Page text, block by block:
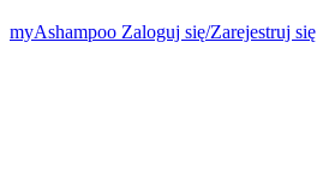
myAshampoo Zaloguj się/Zarejestruj się